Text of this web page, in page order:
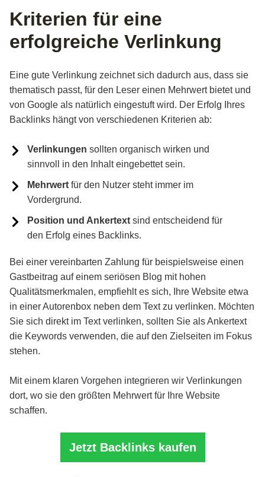
Kriterien für eine
erfolgreiche Verlinkung
Eine gute Verlinkung zeichnet sich dadurch aus, dass sie
thematisch passt, für den Leser einen Mehrwert bietet und
von Google als natürlich eingestuft wird. Der Erfolg Ihres
Backlinks hängt von verschiedenen Kriterien ab:
Verlinkungen sollten organisch wirken und
sinnvoll in den Inhalt eingebettet sein.
Mehrwert für den Nutzer steht immer im
Vordergrund.
Position und Ankertext sind entscheidend für
den Erfolg eines Backlinks.
Bei einer vereinbarten Zahlung für beispielsweise einen
Gastbeitrag auf einem seriösen Blog mit hohen
Qualitätsmerkmalen, empfiehlt es sich, Ihre Website etwa
in einer Autorenbox neben dem Text zu verlinken. Möchten
Sie sich direkt im Text verlinken, sollten Sie als Ankertext
die Keywords verwenden, die auf den Zielseiten im Fokus
stehen.
Mit einem klaren Vorgehen integrieren wir Verlinkungen
dort, wo sie den größten Mehrwert für Ihre Website
schaffen.
Jetzt Backlinks kaufen